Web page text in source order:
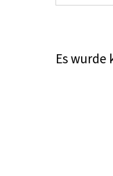
Es wurde